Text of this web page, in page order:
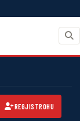
REGJISTROHU